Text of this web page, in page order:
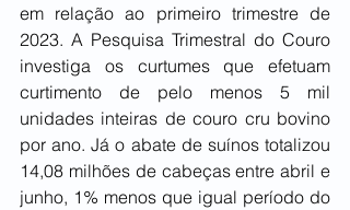
em relação ao primeiro trimestre de
2023. A Pesquisa Trimestral do Couro
investiga os curtumes que efetuam
curtimento de pelo menos 5 mil
unidades inteiras de couro cru bovino
por ano. Já o abate de suínos totalizou
14,08 milhões de cabeças entre abril e
junho, 1% menos que igual período do